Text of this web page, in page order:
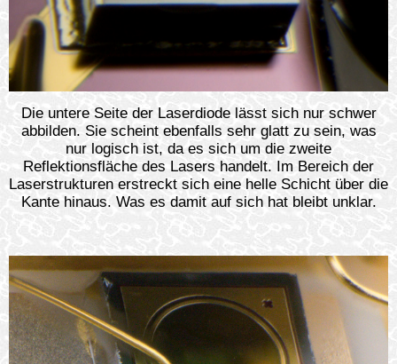
Die untere Seite der Laserdiode lässt sich nur schwer
abbilden. Sie scheint ebenfalls sehr glatt zu sein, was
nur logisch ist, da es sich um die zweite
Reflektionsfläche des Lasers handelt. Im Bereich der
Laserstrukturen erstreckt sich eine helle Schicht über die
Kante hinaus. Was es damit auf sich hat bleibt unklar.